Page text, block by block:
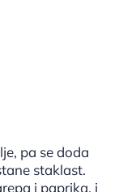
pa se doda
staklast.
i paprika, i